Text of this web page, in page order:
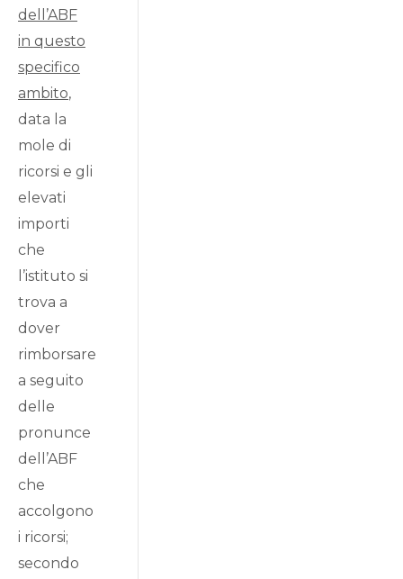
dell’ABF
in questo
specifico
ambito,
data la
mole di
ricorsi e gli
elevati
importi
che
l’istituto si
trova a
dover
rimborsare
a seguito
delle
pronunce
dell’ABF
che
accolgono
i ricorsi;
secondo